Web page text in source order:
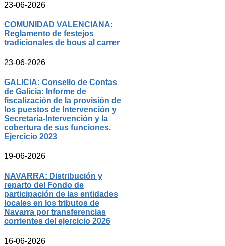
23-06-2026
COMUNIDAD VALENCIANA:
Reglamento de festejos
tradicionales de bous al carrer
23-06-2026
GALICIA: Consello de Contas
de Galicia: Informe de
fiscalización de la provisión de
los puestos de Intervención y
Secretaría-Intervención y la
cobertura de sus funciones.
Ejercicio 2023
19-06-2026
NAVARRA: Distribución y
reparto del Fondo de
participación de las entidades
locales en los tributos de
Navarra por transferencias
corrientes del ejercicio 2026
16-06-2026